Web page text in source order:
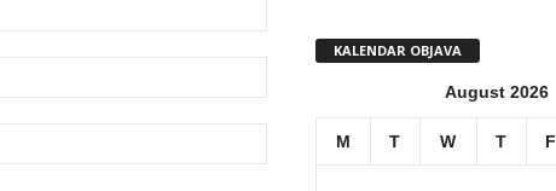
KALENDAR OBJAVA
August 2026
M T W T F